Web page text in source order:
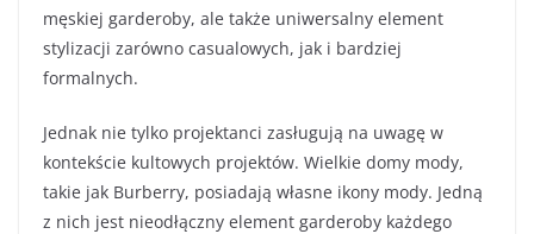
męskiej garderoby, ale także uniwersalny element
stylizacji zarówno casualowych, jak i bardziej
formalnych.
Jednak nie tylko projektanci zasługują na uwagę w
kontekście kultowych projektów. Wielkie domy mody,
takie jak Burberry, posiadają własne ikony mody. Jedną
z nich jest nieodłączny element garderoby każdego